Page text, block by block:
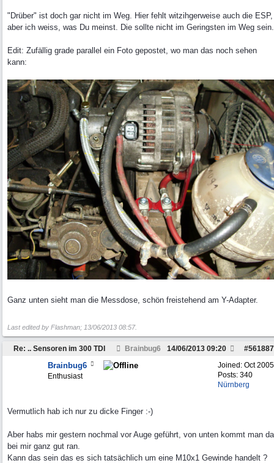
"Drüber" ist doch gar nicht im Weg. Hier fehlt witzihgerweise auch die ESP,
aber ich weiss, was Du meinst. Die sollte nicht im Geringsten im Weg sein.
Edit: Zufällig grade parallel ein Foto gepostet, wo man das noch sehen
kann:
Ganz unten sieht man die Messdose, schön freistehend am Y-Adapter.
Last edited by Flashman; 13/06/2013 08:57.
Re: .. Sensoren im 300 TDI Brainbug6 #561887
14/06/2013 09:20
Joined: Oct 2005
Posts: 340
Nürnberg
Brainbug6
Enthusiast
Vermutlich hab ich nur zu dicke Finger :-)
Aber habs mir gestern nochmal vor Auge geführt, von unten kommt man da
bei mir ganz gut ran.
Kann das sein das es sich tatsächlich um eine M10x1 Gewinde handelt ?